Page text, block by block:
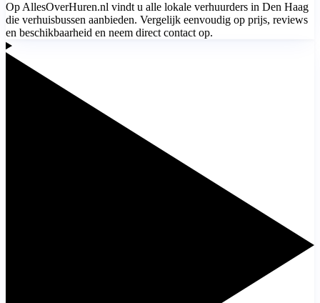
Op AllesOverHuren.nl vindt u alle lokale verhuurders in Den Haag
die verhuisbussen aanbieden. Vergelijk eenvoudig op prijs, reviews
en beschikbaarheid en neem direct contact op.